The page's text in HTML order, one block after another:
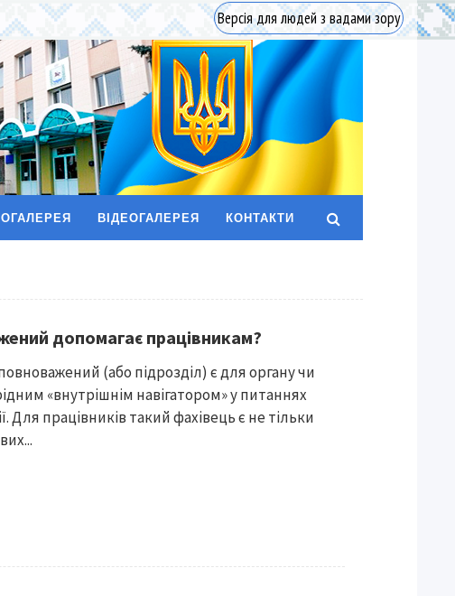
Версія для людей з вадами зору
ВІДЕОГАЛЕРЕЯ КОНТАКТИ
допомагає працівникам?
(або підрозділ) є для органу чи
«внутрішнім навігатором» у питаннях
Для працівників такий фахівець є не тільки